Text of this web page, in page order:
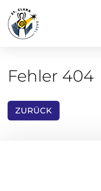
Fehler 404
ZURÜCK